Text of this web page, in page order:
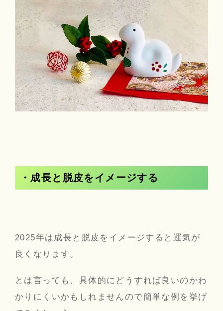
・成長と脱皮をイメージする
2025年は成長と脱皮をイメージすると運気が
良くなります。
とは言っても、具体的にどうすれば良いのかわ
かりにくいかもしれませんので簡単な例を挙げ